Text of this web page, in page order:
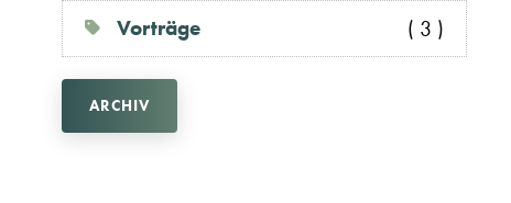
Vorträge ( 3 )
ARCHIV